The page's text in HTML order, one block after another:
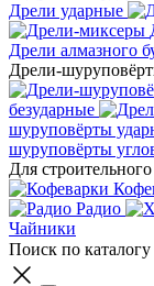
Дрели ударные
Дрели алмазного
Дрели-
безударные
шуруповёрты
шуруповёрты
Для
Радио
Чайники
Поиск по каталогу